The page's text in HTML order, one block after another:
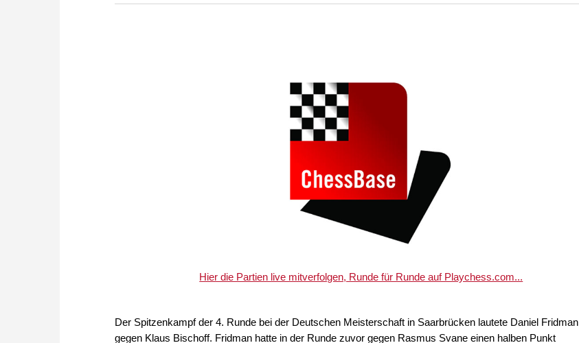
zuvor.
Hier die Partien live mitverfolgen, Runde für Runde auf Playchess.com...
Der Spitzenkampf der 4. Runde bei der Deutschen Meisterschaft in Saarbrücken lautete Daniel Fridman
gegen Klaus Bischoff. Fridman hatte in der Runde zuvor gegen Rasmus Svane einen halben Punkt